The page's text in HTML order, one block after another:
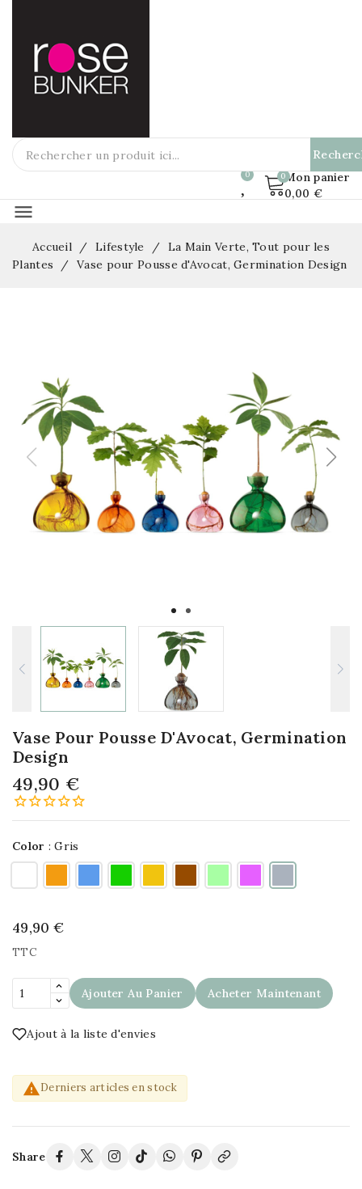
Mon panier
0,00 €
menu
Accueil Lifestyle
La Main Verte, Tout pour les
Plantes
Vase pour Pousse d'Avocat, Germination Design
Vase Pour Pousse D'Avocat, Germination
Design
49,90 €
Color :Gris
49,90 €
TTC
Ajouter Au Panier Acheter Maintenant
Ajout à la liste d'envies
Derniers articles en stock
Share